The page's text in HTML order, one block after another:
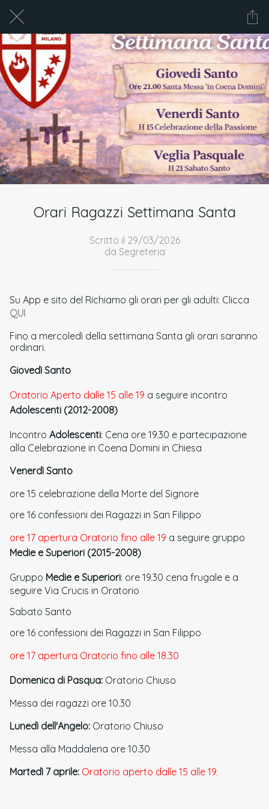
Orari Ragazzi Settimana Santa
Scritto il 29/03/2026
da Segreteria
Su App e sito del Richiamo gli orari per gli adulti: Clicca
QUI
Fino a mercoledì della settimana Santa gli orari saranno
ordinari.
Giovedì Santo
Oratorio Aperto dalle 15 alle 19 a seguire incontro
Adolescenti (2012-2008)
Incontro Adolescenti: Cena ore 19.30 e partecipazione
alla Celebrazione in Coena Domini in Chiesa
Venerdì Santo
ore 15 celebrazione della Morte del Signore
ore 16 confessioni dei Ragazzi in San Filippo
ore 17 apertura Oratorio fino alle 19 a seguire gruppo
Medie e Superiori (2015-2008)
Gruppo Medie e Superiori: ore 19.30 cena frugale e a
seguire Via Crucis in Oratorio
Sabato Santo
ore 16 confessioni dei Ragazzi in San Filippo
ore 17 apertura Oratorio fino alle 18.30
Domenica di Pasqua: Oratorio Chiuso
Messa dei ragazzi ore 10.30
Lunedì dell'Angelo: Oratorio Chiuso
Messa alla Maddalena ore 10.30
Martedì 7 aprile: Oratorio aperto dalle 15 alle 19.